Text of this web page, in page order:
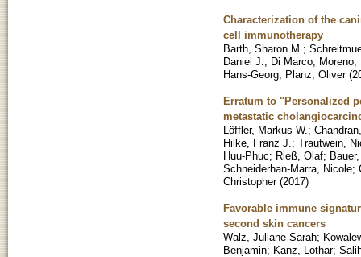
Characterization of the
cell immunotherapy
Barth, Sharon M. ;
Daniel J. ; Di Marco, Moreno;
Hans-Georg; Planz, Oliver (
Erratum to "Personalized
metastatic
Löffler, Markus W. ;
Hilke, Franz J. ; Trautwein,
Huu-Phuc; Rieß, Olaf;
Schneiderhan-Marra, Nicole;
Christopher (2017)
Favorable immune
second skin cancers
Walz, Juliane Sarah;
Benjamin; Kanz, Lothar;